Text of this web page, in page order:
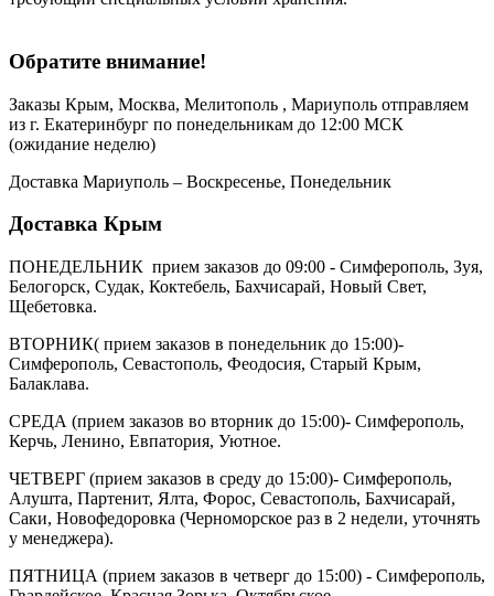
Обратите внимание!
Заказы Крым, Москва, Мелитополь , Мариуполь отправляем
из г. Екатеринбург по понедельникам до 12:00 МСК
(ожидание неделю)
Доставка Мариуполь – Воскресенье, Понедельник
Доставка Крым
ПОНЕДЕЛЬНИК прием заказов до 09:00 - Симферополь, Зуя,
Белогорск, Судак, Коктебель, Бахчисарай, Новый Свет,
Щебетовка.
ВТОРНИК( прием заказов в понедельник до 15:00)-
Симферополь, Севастополь, Феодосия, Старый Крым,
Балаклава.
СРЕДА (прием заказов во вторник до 15:00)- Симферополь,
Керчь, Ленино, Евпатория, Уютное.
ЧЕТВЕРГ (прием заказов в среду до 15:00)- Симферополь,
Алушта, Партенит, Ялта, Форос, Севастополь, Бахчисарай,
Саки, Новофедоровка (Черноморское раз в 2 недели, уточнять
у менеджера).
ПЯТНИЦА (прием заказов в четверг до 15:00) - Симферополь,